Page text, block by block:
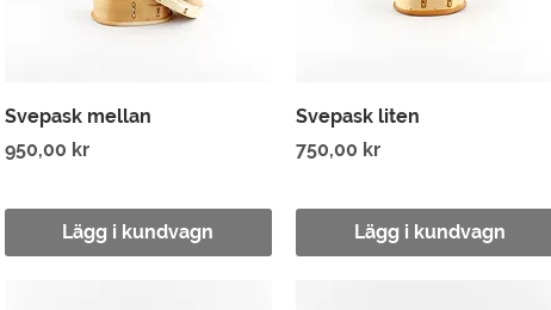
Snabbvisning
Svepask mellan
Pris
950,00 kr
Lägg i kundvagn
Snabbvisning
Svepask liten
Pris
750,00 kr
Lägg i kundvagn